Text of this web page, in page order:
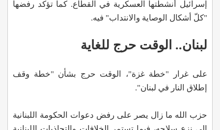
إسرائيل أنشطتها العسكرية في القطاع. كما تؤكد رفضها
"كلّ أشكال الوصاية والانتداب" فيه.
لبنان.. الوقت حرج للغاية
على غرار "خطة غزة"، الوقت حرج بشأن "خطة وقف
إطلاق النار في لبنان".
حزب الله ما زال يصر على رفض دعوات الحكومة اللبنانية